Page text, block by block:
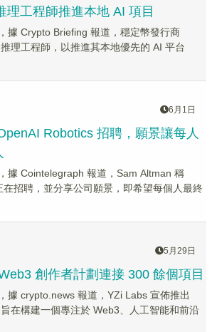
理工程師推進本地 AI 項目
據 Crypto Briefing 報道，穩定幣發行商
理工程師，以推進其本地優先的 AI 平台
6月1日
Robotics 招聘，願景讓每人
據 Cointelegraph 報道，Sam Altman 稱
招聘，並分享公司願景，即希望每個人最終
5月29日
創作者計劃連接 300 餘個項目
據 crypto.news 報道，YZi Labs 宣佈推出
在構建一個專注於 Web3、人工智能和前沿